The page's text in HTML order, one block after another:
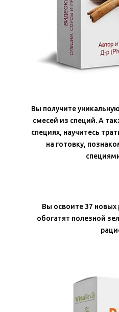
Вы получите
смесей из специй. А
специях, научитесь
на готовку,
Вы освоите 37
обогатят полезной